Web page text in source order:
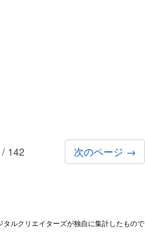
142 次のページ →
ルクリエイターズが独自に集計したもので